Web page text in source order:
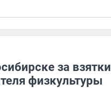
за взятки
физкультуры